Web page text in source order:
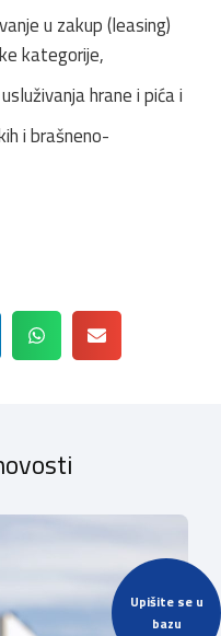
Upišite se u
bazu
u zakup (leasing)
kategorije,
hrane i pića i
i brašneno-